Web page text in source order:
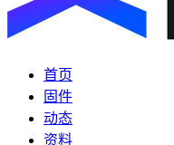
首页
固件
动态
资料